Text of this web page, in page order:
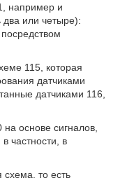
например и
два или четыре):
115, которая
датчиками
датчиками 116,
основе сигналов,
частности, в
схема, то есть